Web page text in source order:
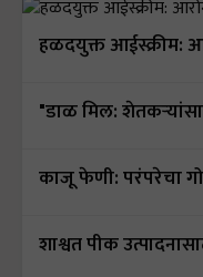
हळदयुक्त आईस्क्रीम:
"डाळ मिल:
काजू फेणी: परंपरेचा
शाश्वत पीक